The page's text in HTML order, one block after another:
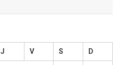
J V S D